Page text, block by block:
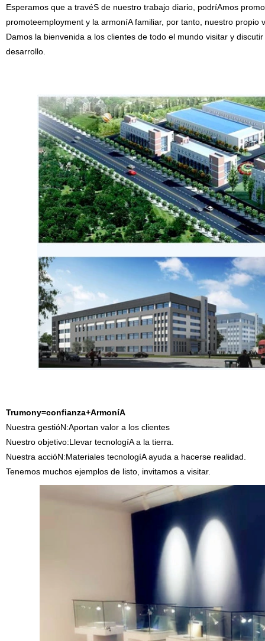
Esperamos que a travéS de nuestro trabajo diario, podríAmos
promoteemployment y la armoníA familiar, por tanto, nuestro propio
Damos la bienvenida a los clientes de todo el mundo visitar y
desarrollo.
Trumony=confianza+ArmoníA
Nuestra gestióN:Aportan valor a los clientes
Nuestro objetivo:Llevar tecnologíA a la tierra.
Nuestra accióN:Materiales tecnologíA ayuda a hacerse realidad.
Tenemos muchos ejemplos de listo, invitamos a visitar.